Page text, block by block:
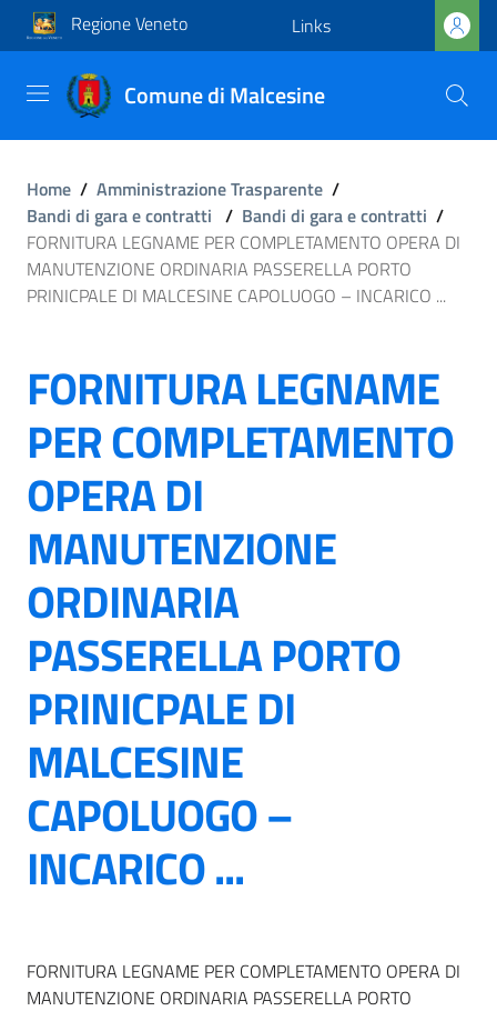
Regione Veneto Links
Comune di Malcesine
Home / Amministrazione Trasparente /
Bandi di gara e contratti / Bandi di gara e contratti /
FORNITURA LEGNAME PER COMPLETAMENTO OPERA DI
MANUTENZIONE ORDINARIA PASSERELLA PORTO
PRINICPALE DI MALCESINE CAPOLUOGO – INCARICO ...
FORNITURA LEGNAME
PER COMPLETAMENTO
OPERA DI
MANUTENZIONE
ORDINARIA
PASSERELLA PORTO
PRINICPALE DI
MALCESINE
CAPOLUOGO –
INCARICO ...
FORNITURA LEGNAME PER COMPLETAMENTO OPERA DI
MANUTENZIONE ORDINARIA PASSERELLA PORTO